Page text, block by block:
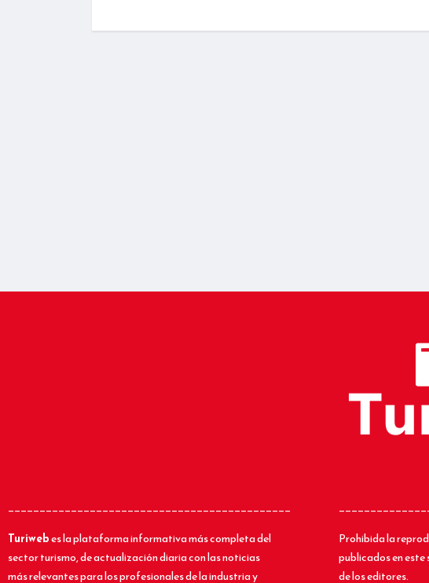
_____________________________________________
Turiwebes la plataforma informativa más completa del
sector turismo, de actualización diaria con las noticias
más relevantes para los profesionales de la industria y
Prohibida la
publicados en
de los editores.